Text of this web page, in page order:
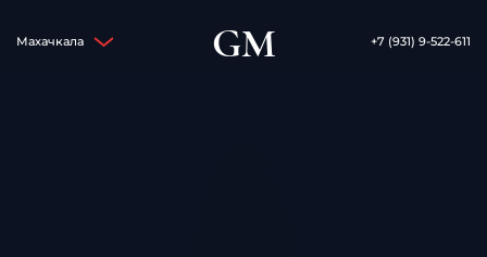
Махачкала GM +7 (931) 9-522-611